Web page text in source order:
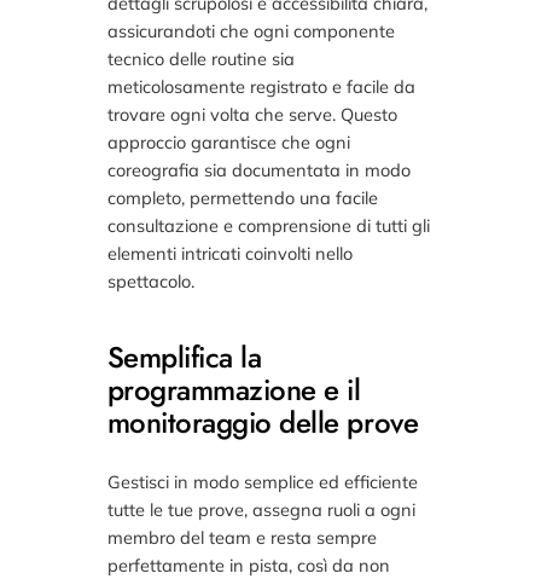
assicurandoti che ogni componente
tecnico delle routine sia
meticolosamente registrato e facile da
trovare ogni volta che serve. Questo
approccio garantisce che ogni
coreografia sia documentata in modo
completo, permettendo una facile
consultazione e comprensione di tutti gli
elementi intricati coinvolti nello
spettacolo.
Semplifica la
programmazione e il
monitoraggio delle prove
Gestisci in modo semplice ed efficiente
tutte le tue prove, assegna ruoli a ogni
membro del team e resta sempre
perfettamente in pista, così da non